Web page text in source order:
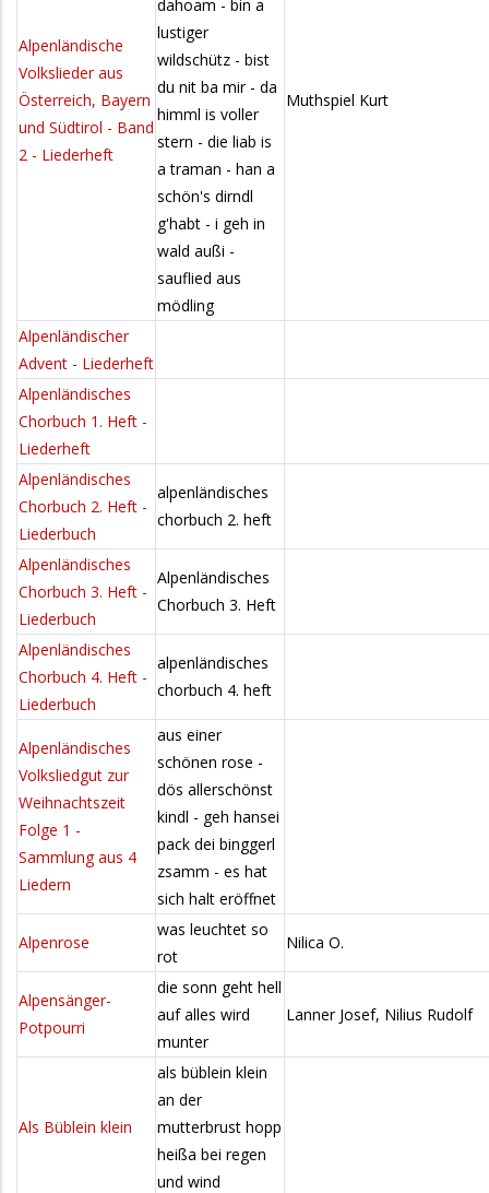
Alpenländische
Volkslieder aus
Österreich, Bayern
und Südtirol - Band
2 - Liederheft
dahoam - bin a
lustiger
wildschütz - bist
du nit ba mir - da
himml is voller
stern - die liab is
a traman - han a
schön's dirndl
g'habt - i geh in
wald außi -
sauflied aus
mödling
Muthspiel Kurt
Alpenländischer
Advent - Liederheft
Alpenländisches
Chorbuch 1. Heft -
Liederheft
Alpenländisches
Chorbuch 2. Heft -
Liederbuch
alpenländisches
chorbuch 2. heft
Alpenländisches
Chorbuch 3. Heft -
Liederbuch
Alpenländisches
Chorbuch 3. Heft
Alpenländisches
Chorbuch 4. Heft -
Liederbuch
alpenländisches
chorbuch 4. heft
Alpenländisches
Volksliedgut zur
Weihnachtszeit
Folge 1 -
Sammlung aus 4
Liedern
aus einer
schönen rose -
dös allerschönst
kindl - geh hansei
pack dei binggerl
zsamm - es hat
sich halt eröffnet
Alpenrose
was leuchtet so
rot
Nilica O.
Alpensänger-
Potpourri
die sonn geht hell
auf alles wird
munter
Lanner Josef, Nilius Rudolf
Als Büblein klein
als büblein klein
an der
mutterbrust hopp
heißa bei regen
und wind